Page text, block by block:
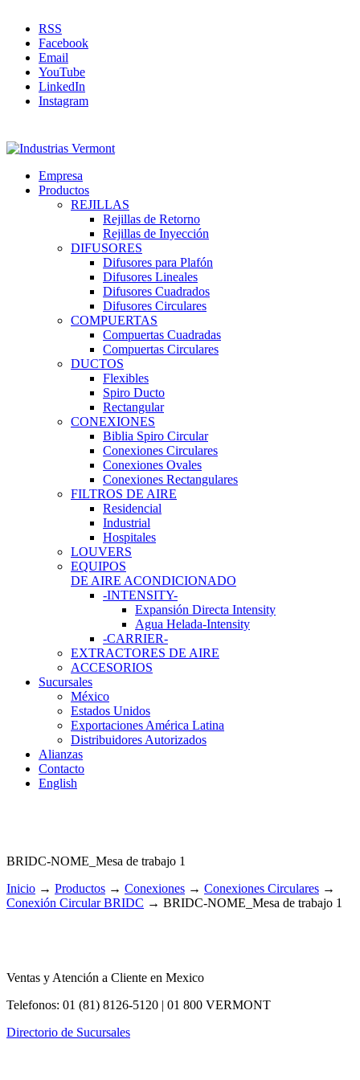
RSS
Facebook
Email
YouTube
LinkedIn
Instagram
Empresa
Productos
REJILLAS
Rejillas de Retorno
Rejillas de Inyección
DIFUSORES
Difusores para Plafón
Difusores Lineales
Difusores Cuadrados
Difusores Circulares
COMPUERTAS
Compuertas Cuadradas
Compuertas Circulares
DUCTOS
Flexibles
Spiro Ducto
Rectangular
CONEXIONES
Biblia Spiro Circular
Conexiones Circulares
Conexiones Ovales
Conexiones Rectangulares
FILTROS DE AIRE
Residencial
Industrial
Hospitales
LOUVERS
EQUIPOS
DE AIRE ACONDICIONADO
-INTENSITY-
Expansión Directa Intensity
Agua Helada-Intensity
-CARRIER-
EXTRACTORES DE AIRE
ACCESORIOS
Sucursales
México
Estados Unidos
Exportaciones América Latina
Distribuidores Autorizados
Alianzas
Contacto
English
BRIDC-NOME_Mesa de trabajo 1
Inicio → Productos → Conexiones → Conexiones Circulares →
Conexión Circular BRIDC → BRIDC-NOME_Mesa de trabajo 1
Ventas y Atención a Cliente en Mexico
Telefonos: 01 (81) 8126-5120 | 01 800 VERMONT
Directorio de Sucursales